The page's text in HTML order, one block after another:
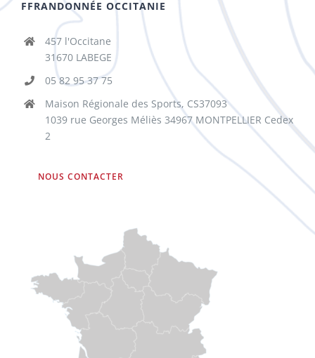
FFRANDONNÉE OCCITANIE
457 l'Occitane
31670 LABEGE
05 82 95 37 75
Maison Régionale des Sports, CS37093
1039 rue Georges Méliès 34967 MONTPELLIER Cedex
2
NOUS CONTACTER